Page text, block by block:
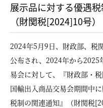
展示品に対する優遇
（財関税[2024]10号）
2024年5月9日、財政部、税
公布され、2024年から2025
易会に対して、『財政部・
国輸出入商品交易会期間中
税制の関連通知』（財関税